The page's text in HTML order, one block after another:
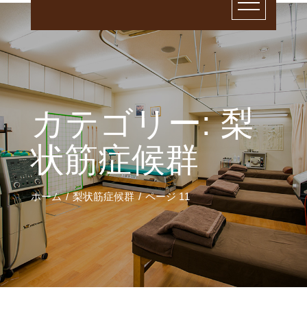
カテゴリー:梨
状筋症候群
ホーム 梨状筋症候群 ページ 11